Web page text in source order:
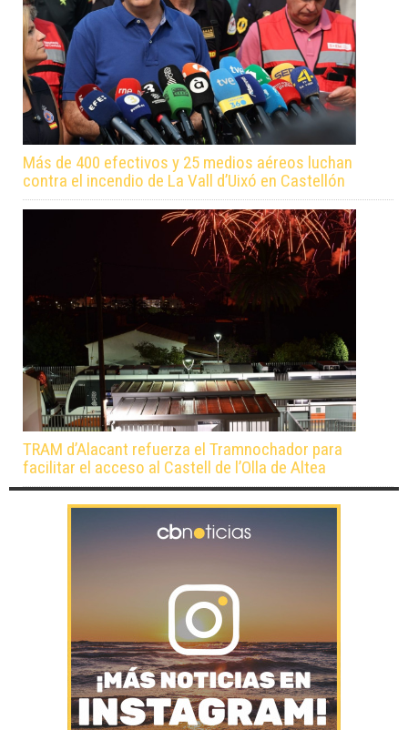
Más de 400 efectivos y 25 medios aéreos luchan
contra el incendio de La Vall d’Uixó en Castellón
TRAM d’Alacant refuerza el Tramnochador para
facilitar el acceso al Castell de l’Olla de Altea